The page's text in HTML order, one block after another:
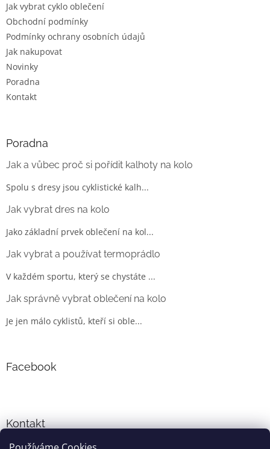
Jak vybrat cyklo oblečení
Obchodní podmínky
Podmínky ochrany osobních údajů
Jak nakupovat
Novinky
Poradna
Kontakt
Poradna
Jak a vůbec proč si pořídit kalhoty na kolo
Spolu s dresy jsou cyklistické kalh...
Jak vybrat dres na kolo
Jako základní prvek oblečení na kol...
Jak vybrat a používat termoprádlo
V každém sportu, který se chystáte ...
Jak správně vybrat oblečení na kolo
Je jen málo cyklistů, kteří si oble...
Facebook
Kontakt